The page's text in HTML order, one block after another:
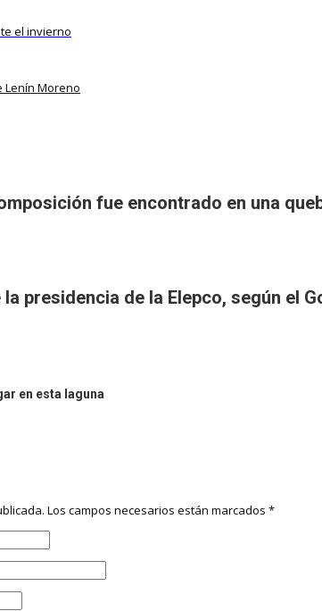
el invierno
Lenín Moreno
fue encontrado en una
presidencia de la Elepco, según el
en esta laguna
Los campos necesarios están marcados *